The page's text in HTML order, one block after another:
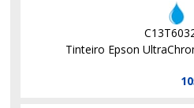
Tinteiro Epson